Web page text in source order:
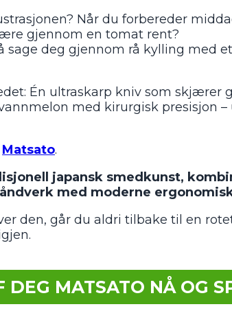
Når du forbereder
gjennom en tomat rent?
sage deg gjennom rå kylling med
Én ultraskarp kniv som skjærer
med kirurgisk presisjon –
Matsato.
japansk smedkunst,
med moderne
den, går du aldri tilbake til en
DEG MATSATO NÅ OG